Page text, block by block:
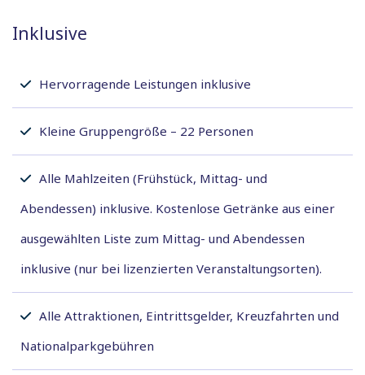
Inklusive
Hervorragende Leistungen inklusive
Kleine Gruppengröße – 22 Personen
Alle Mahlzeiten (Frühstück, Mittag- und
Abendessen) inklusive. Kostenlose Getränke aus einer
ausgewählten Liste zum Mittag- und Abendessen
inklusive (nur bei lizenzierten Veranstaltungsorten).
Alle Attraktionen, Eintrittsgelder, Kreuzfahrten und
Nationalparkgebühren